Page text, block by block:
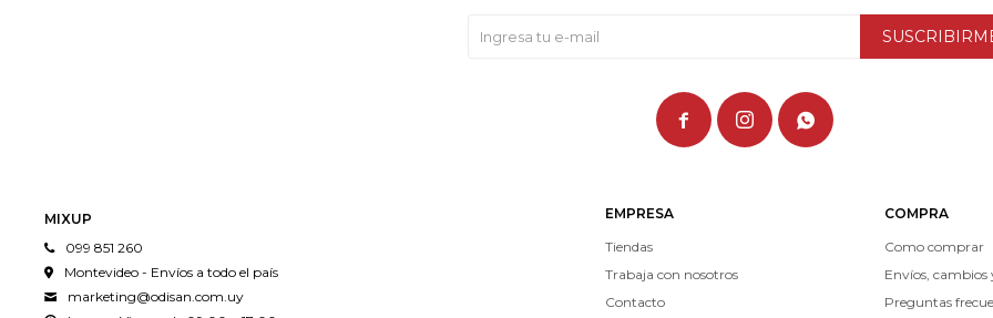
MIXUP
099 851 260
Montevideo - Envíos a todo el país
marketing@odisan.com.uy
EMPRESA
Tiendas
Trabaja con nosotros
Contacto
COMPRA
Como comprar
Envíos, cambios
Preguntas
  